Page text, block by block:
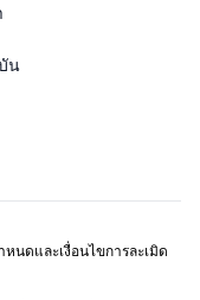
น
หนดและเงื่อนไขการละเมิด